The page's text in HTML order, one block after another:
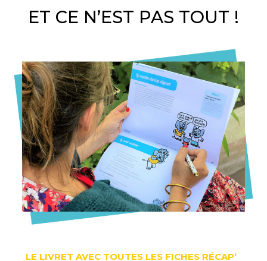
ET CE N’EST PAS TOUT !
LE LIVRET AVEC TOUTES LES FICHES RÉCAP’